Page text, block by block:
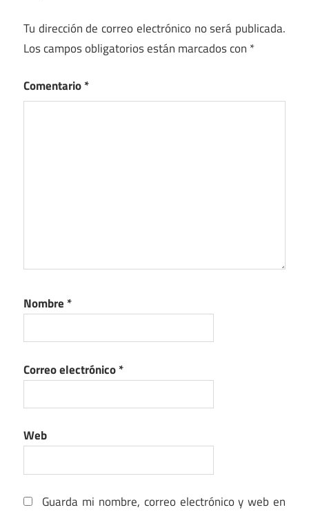
Tu dirección de correo electrónico no será publicada.
Los campos obligatorios están marcados con *
Comentario*
Nombre *
Correo electrónico*
Web
Guarda mi nombre, correo electrónico y web en